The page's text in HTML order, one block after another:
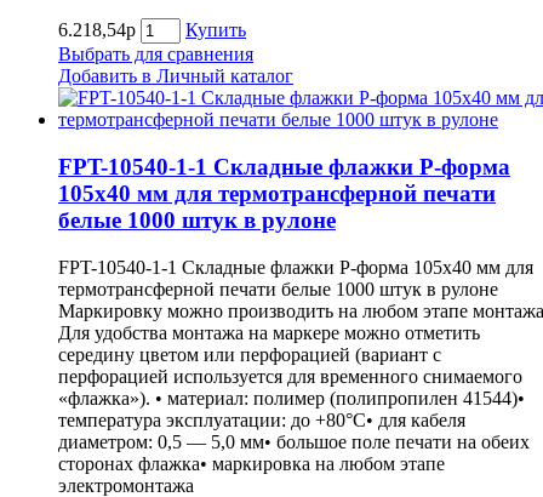
6.218,54р
Купить
Выбрать для сравнения
Добавить в Личный каталог
FPT-10540-1-1 Складные флажки P-форма
105х40 мм для термотрансферной печати
белые 1000 штук в рулоне
FPT-10540-1-1 Складные флажки P-форма 105х40 мм для
термотрансферной печати белые 1000 штук в рулоне
Маркировку можно производить на любом этапе
Для удобства монтажа на маркере можно отметить
середину цветом или перфорацией (вариант с
перфорацией используется для временного снимаемого
«флажка»). • материал: полимер (полипропилен 41544)•
температура эксплуатации: до +80°С• для кабеля
диаметром: 0,5 — 5,0 мм• большое поле печати на обеих
сторонах флажка• маркировка на любом этапе
электромонтажа